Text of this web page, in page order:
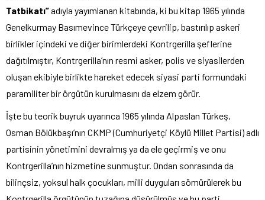
Tatbikatı”adıyla yayımlanan kitabında, ki bu kitap 1965 yılında
Genelkurmay Basımevince Türkçeye çevrilip, bastırılıp askeri
birlikler içindeki ve diğer birimlerdeki Kontrgerilla şeflerine
dağıtılmıştır, Kontrgerilla’nın resmi asker, polis ve siyasilerden
oluşan ekibiyle birlikte hareket edecek siyasi parti formundaki
paramiliter bir örgütün kurulmasını da elzem görür.
İşte bu teorik buyruk uyarınca 1965 yılında Alpaslan Türkeş,
Osman Bölükbaşı’nın CKMP (Cumhuriyetçi Köylü Millet Partisi) adlı
partisinin yönetimini devralmış ya da ele geçirmiş ve onu
Kontrgerilla’nın hizmetine sunmuştur. Ondan sonrasında da
bilinçsiz, yoksul halk çocukları, milli duyguları sömürülerek bu